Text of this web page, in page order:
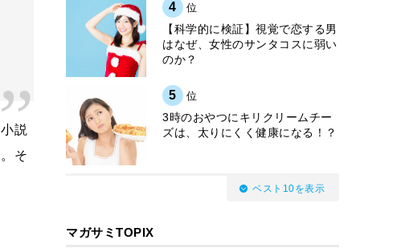
説
そ
4 位
【科学的に検証】視覚で恋する男
はなぜ、女性のサンタコスに弱い
のか？
5 位
3時のおやつにキリクリームチー
ズは、太りにくく健康になる！？
ベスト10を表示
マガサミTOPIX